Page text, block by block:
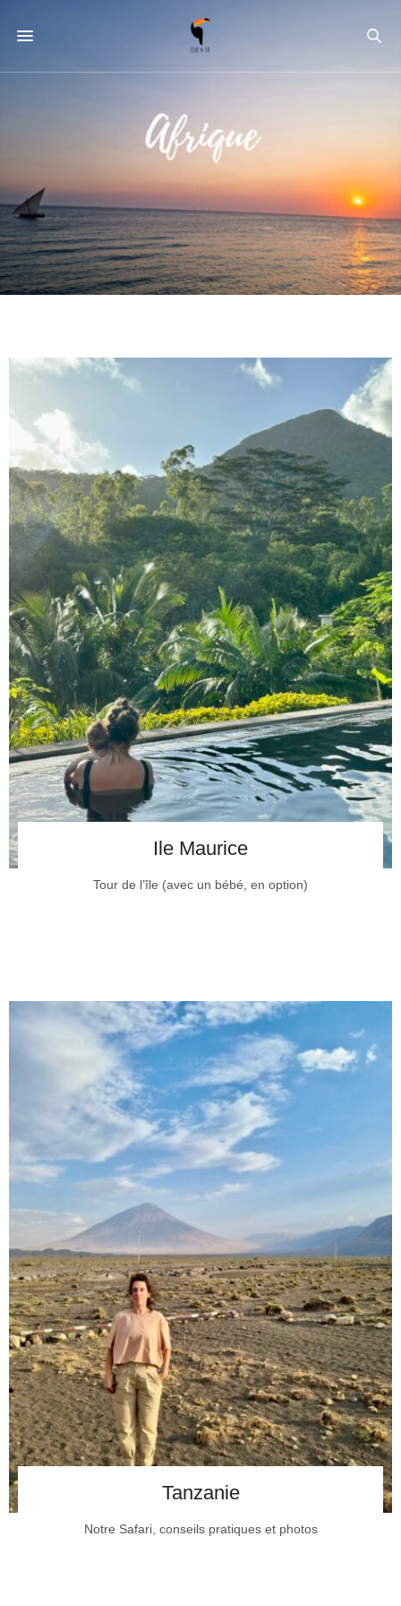
Ile Maurice
Tour de l’île (avec un bébé, en option)
Tanzanie
Notre Safari, conseils pratiques et photos